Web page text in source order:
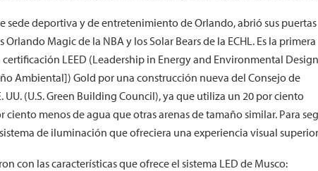
sede deportiva y de entretenimiento de Orlando, abrió sus puertas
Orlando Magic de la NBA y los Solar Bears de la ECHL. Es la primera
LEED (Leadership in Energy and Environmental Design
Ambiental]) Gold por una construcción nueva del Consejo de
UU. (U.S. Green Building Council), ya que utiliza un 20 por ciento
ciento menos de agua que otras arenas de tamaño similar. Para
de iluminación que ofreciera una experiencia visual
con las características que ofrece el sistema LED de Musco: